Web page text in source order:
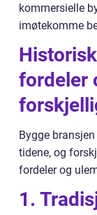
kommersielle
imøtekomme
fordeler
Bygge
tidene, og
fordeler og
1.